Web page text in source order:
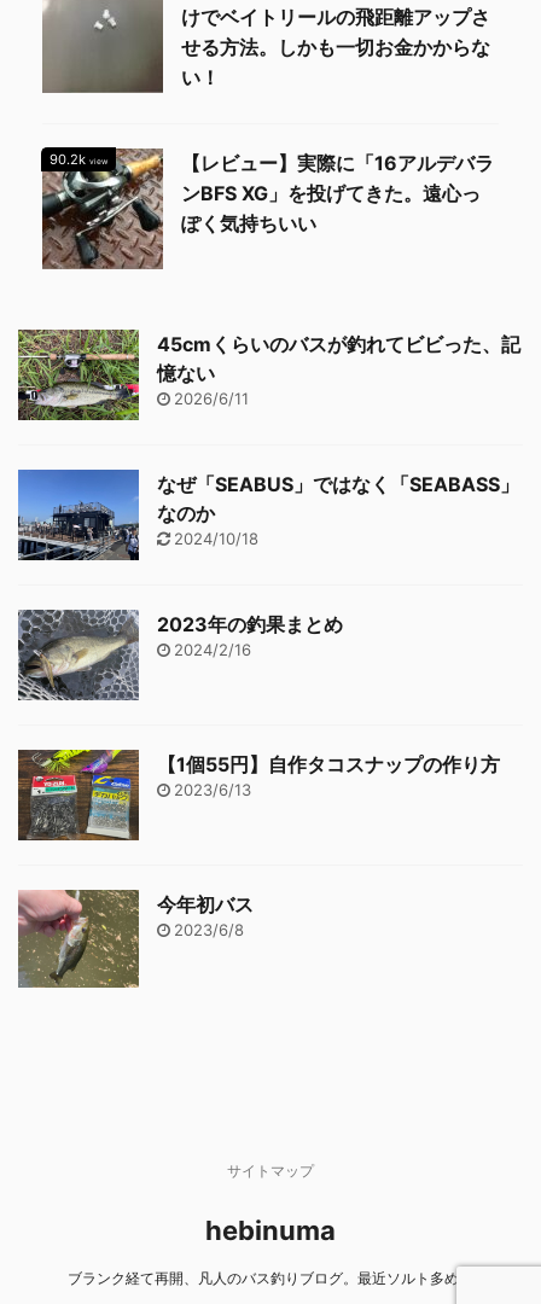
けでベイトリールの飛距離アップさ
せる方法。しかも一切お金かからな
い！
90.2k view
【レビュー】実際に「16アルデバラ
ンBFS XG」を投げてきた。遠心っ
ぽく気持ちいい
45cmくらいのバスが釣れてビビった、記
憶ない
2026/6/11
なぜ「SEABUS」ではなく「SEABASS」
なのか
2024/10/18
2023年の釣果まとめ
2024/2/16
【1個55円】自作タコスナップの作り方
2023/6/13
今年初バス
2023/6/8
サイトマップ
hebinuma
ブランク経て再開、凡人のバス釣りブログ。最近ソルト多め。